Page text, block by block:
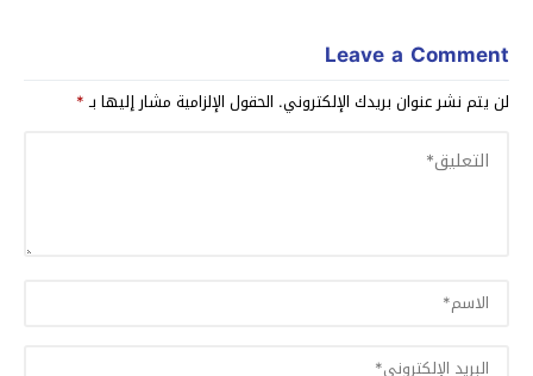
Leave a Comment
لن يتم نشر عنوان بريدك الإلكتروني. الحقول الإلزامية مشار إليها بـ*